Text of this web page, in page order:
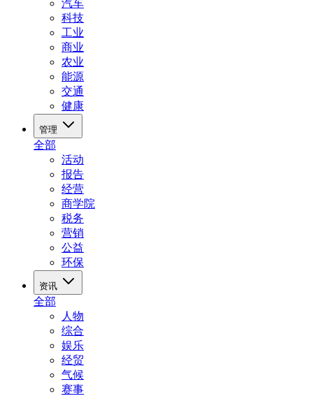
汽车
科技
工业
商业
农业
能源
交通
健康
管理
全部
活动
报告
经营
商学院
税务
营销
公益
环保
资讯
全部
人物
综合
娱乐
经贸
气候
赛事